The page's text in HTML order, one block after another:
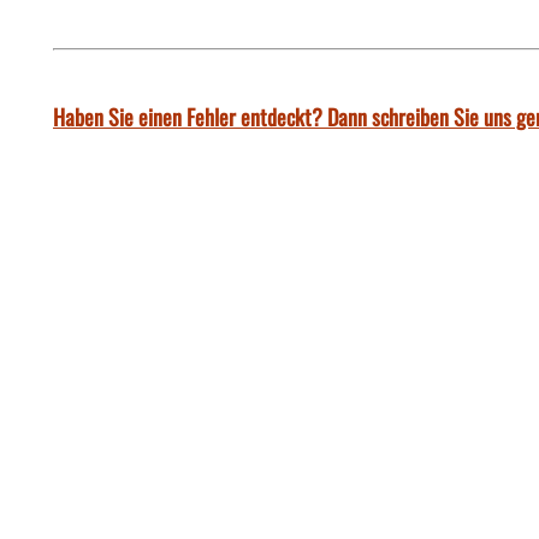
Haben Sie einen Fehler entdeckt? Dann schreiben Sie uns